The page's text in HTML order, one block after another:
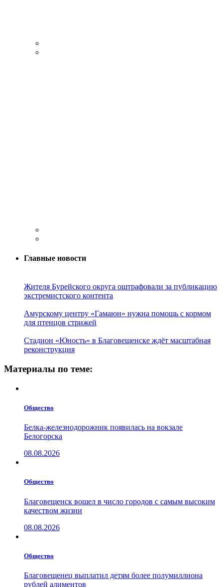
Главные новости
Жителя Бурейского округа оштрафовали за публикацию
экстремистского контента
Амурскому центру «Гамаюн» нужна помощь с кормом
для птенцов стрижей
Стадион «Юность» в Благовещенске ждёт масштабная
реконструкция
Материалы по теме:
Общество
Белка-железнодорожник появилась на вокзале
Белогорска
08.08.2026
Общество
Благовещенск вошел в число городов с самым высоким
качеством жизни
08.08.2026
Общество
Благовещенец выплатил детям более полумиллиона
рублей алиментов